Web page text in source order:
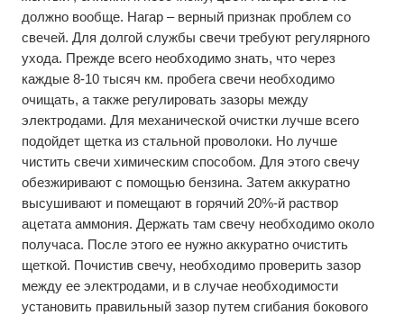
должно вообще. Нагар – верный признак проблем со
свечей. Для долгой службы свечи требуют регулярного
ухода. Прежде всего необходимо знать, что через
каждые 8-10 тысяч км. пробега свечи необходимо
очищать, а также регулировать зазоры между
электродами. Для механической очистки лучше всего
подойдет щетка из стальной проволоки. Но лучше
чистить свечи химическим способом. Для этого свечу
обезжиривают с помощью бензина. Затем аккуратно
высушивают и помещают в горячий 20%-й раствор
ацетата аммония. Держать там свечу необходимо около
получаса. После этого ее нужно аккуратно очистить
щеткой. Почистив свечу, необходимо проверить зазор
между ее электродами, и в случае необходимости
установить правильный зазор путем сгибания бокового